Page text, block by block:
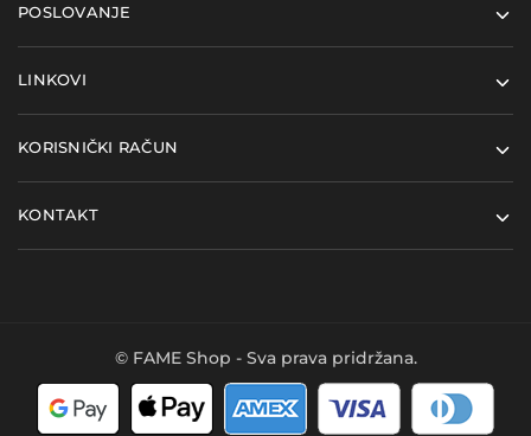
POSLOVANJE
LINKOVI
KORISNIČKI RAČUN
KONTAKT
© FAME Shop - Sva prava pridržana.